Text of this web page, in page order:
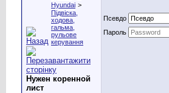
Hyundai >
Підвіска,
ходова,
гальма,
рульове
керування
Нужен коренной
лист
Псевдо
Пароль